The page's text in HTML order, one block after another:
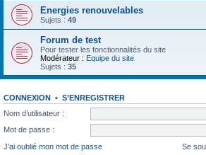
Energies renouvelables
Sujets : 49
Forum de test
Pour tester les fonctionnalités du site
Modérateur : Equipe du site
Sujets : 35
CONNEXION • S’ENREGISTRER
Nom d’utilisateur :
Mot de passe :
J’ai oublié mon mot de passe
Se